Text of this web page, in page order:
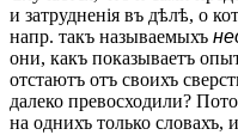
и затрудненія въ дѣлѣ, о
напр. такъ называемыхъ
они, какъ показываетъ
отстаютъ отъ своихъ
далеко превосходили?
на однихъ только словахъ,